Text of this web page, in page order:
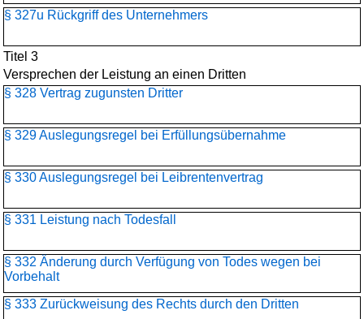
§ 327u Rückgriff des Unternehmers
Titel 3
Versprechen der Leistung an einen Dritten
§ 328 Vertrag zugunsten Dritter
§ 329 Auslegungsregel bei Erfüllungsübernahme
§ 330 Auslegungsregel bei Leibrentenvertrag
§ 331 Leistung nach Todesfall
§ 332 Änderung durch Verfügung von Todes wegen bei
Vorbehalt
§ 333 Zurückweisung des Rechts durch den Dritten